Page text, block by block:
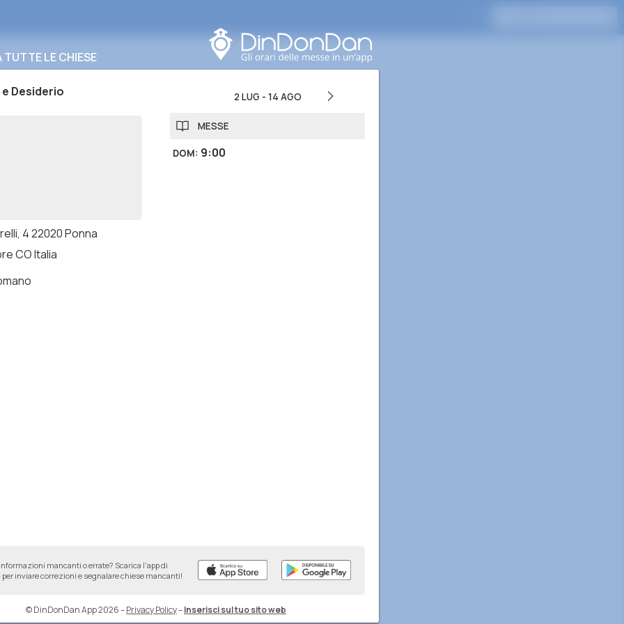
LE CHIESE
Desiderio
4 22020 Ponna
CO Italia
2 LUG - 14 AGO
MESSE
DOM: 9:00
mancanti o errate? Scarica l'app di
per inviare correzioni e segnalare chiese mancanti!
© DinDonDan App 2026–Privacy Policy–Inserisci sul tuo sito web